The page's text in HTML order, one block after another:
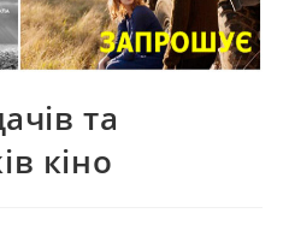
та
кіно